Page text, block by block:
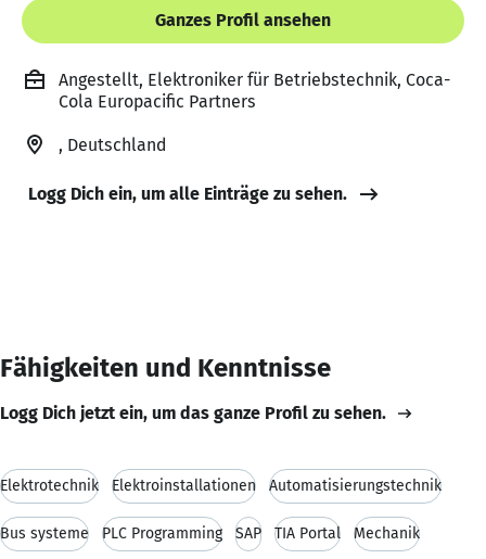
Ganzes Profil ansehen
Angestellt, Elektroniker für Betriebstechnik, Coca-
Cola Europacific Partners
, Deutschland
Logg Dich ein, um alle Einträge zu sehen.
Fähigkeiten und Kenntnisse
Logg Dich jetzt ein, um das ganze Profil zu sehen.
Elektrotechnik Elektroinstallationen Automatisierungstechnik
Bus systeme PLC Programming SAP TIA Portal Mechanik